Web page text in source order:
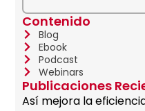
Contenido
Blog
Ebook
Podcast
Webinars
Publicaciones
Así mejora la